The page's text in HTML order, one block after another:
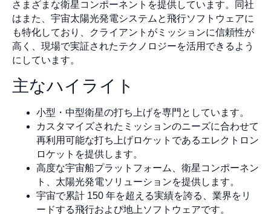
さまざまな衛星コンポーネントを提供しています。同社
はまた、宇宙太陽光発電システムと飛行ソフトウェアに
も特化しており、クライアントがミッションに信頼性が
高く、現場で実証されたテクノロジーを活用できるよう
にしています。
主なハイライト
小型・中型衛星の打ち上げを専門としています。
カスタマイズされたミッションのニーズに合わせて
再利用可能な打ち上げロケットであるエレクトロン
ロケットを提供します。
高度な宇宙船プラットフォーム、衛星コンポーネン
ト、太陽光発電ソリューションを提供します。
宇宙で累計 150 年を超える実績を誇る、業界をリ
ードする飛行および地上ソフトウェアです。